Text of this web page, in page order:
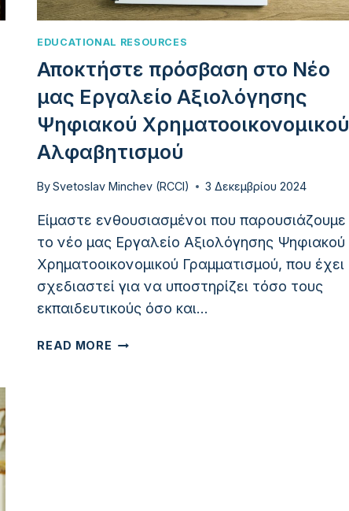
EDUCATIONAL RESOURCES
Αποκτήστε πρόσβαση στο Νέο
μας Εργαλείο Αξιολόγησης
Ψηφιακού Χρηματοοικονομικού
Αλφαβητισμού
BySvetoslav Minchev (RCCI) 3 Δεκεμβρίου 2024
Είμαστε ενθουσιασμένοι που παρουσιάζουμε
το νέο μας Εργαλείο Αξιολόγησης Ψηφιακού
Χρηματοοικονομικού Γραμματισμού, που έχει
σχεδιαστεί για να υποστηρίζει τόσο τους
εκπαιδευτικούς όσο και…
READ MORE ΑΠΟΚΤΉΣΤΕ